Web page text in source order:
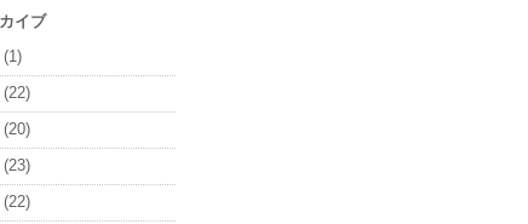
(1)
(22)
(20)
(23)
(22)